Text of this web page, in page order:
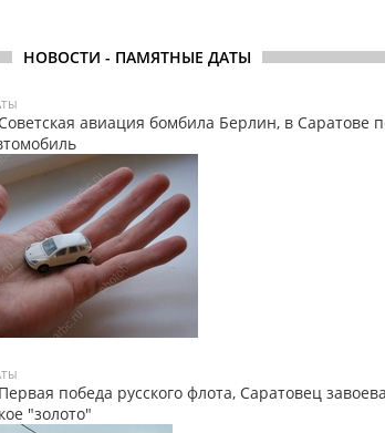
НОВОСТИ - ПАМЯТНЫЕ ДАТЫ
авиация бомбила Берлин, в Саратове
победа русского флота, Саратовец
"золото"